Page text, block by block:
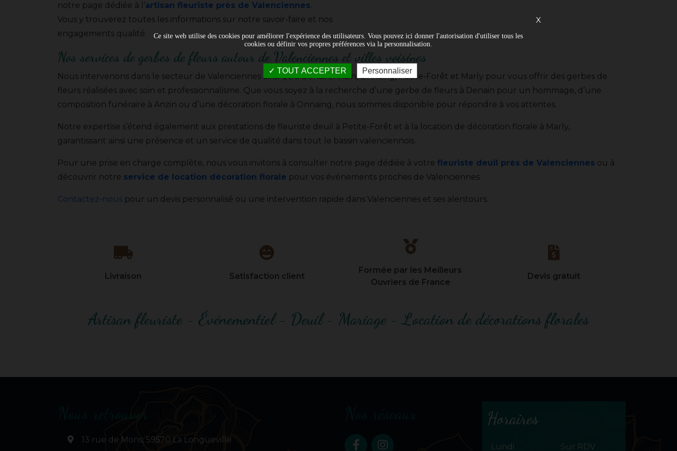
notre page dédiée à l’artisan fleuriste près de Valenciennes.
Vous y trouverez toutes les informations sur notre savoir-faire et nos
engagements qualité.
Nos services de gerbes de fleurs autour de Valenciennes et villes voisines
Nous intervenons dans le secteur de Valenciennes ainsi qu’à Denain, Anzin, Onnaing, Petite-Forêt et Marly pour vous offrir des gerbes de
fleurs réalisées avec soin et professionnalisme. Que vous soyez à la recherche d’une gerbe de fleurs à Denain pour un hommage, d’une
composition funéraire à Anzin ou d’une décoration florale à Onnaing, nous sommes disponible pour répondre à vos attentes.
Notre expertise s’étend également aux prestations de fleuriste deuil à Petite-Forêt et à la location de décoration florale à Marly,
garantissant ainsi une présence et un service de qualité dans tout le bassin valenciennois.
Pour une prise en charge complète, nous vous invitons à consulter notre page dédiée à votre fleuriste deuil près de Valenciennes ou à
découvrir notre service de location décoration florale pour vos événements proches de Valenciennes.
Contactez-nous pour un devis personnalisé ou une intervention rapide dans Valenciennes et ses alentours.
Livraison Satisfaction client
Formée par les Meilleurs
Ouvriers de France
Devis gratuit
Artisan fleuriste - Événementiel - Deuil - Mariage - Location de décorations florales
13 rue de Mons, 59570 La Longueville
Horaires
Lundi Sur RDV
X
Ce site web utilise des cookies pour améliorer l'expérience des utilisateurs. Vous pouvez ici donner l'autorisation d'utiliser tous les
cookies ou définir vos propres préférences via la personnalisation.
TOUT ACCEPTER Personnaliser